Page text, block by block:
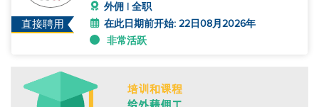
直接聘用
外佣 | 全职
在此日期前开始: 22日08月2026年
非常活跃